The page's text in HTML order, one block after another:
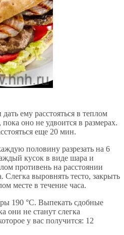
ему расстояться в теплом
оно не удвоится в размерах.
еще 20 мин.
половину разрезать на 6
кусок в виде шара и
противень на расстоянии
Слегка выровнять тесто, закрыть
месте в течение часа.
190 °С. Выпекать сдобные
они не станут слегка
у вас получится: 12